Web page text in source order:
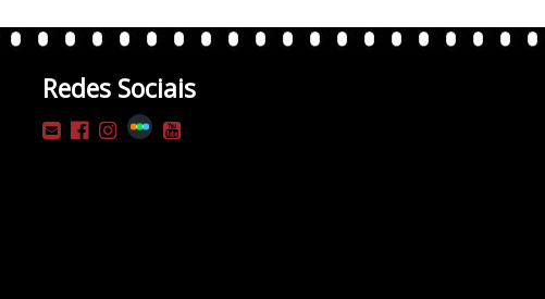
Redes Sociais